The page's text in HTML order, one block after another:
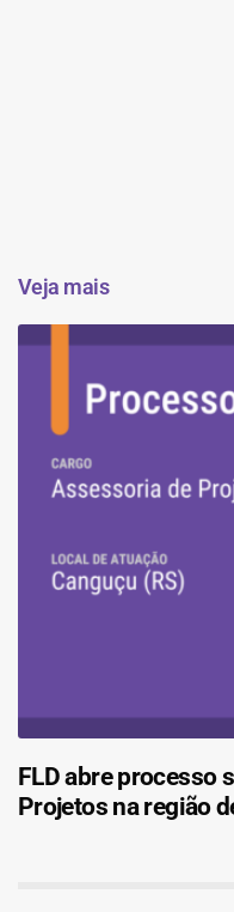
Veja mais
FLD abre processo
Projetos na região